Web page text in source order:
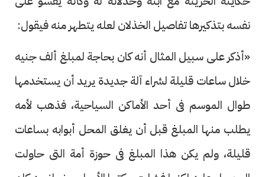
نفسه بتذكيرها تفاصيل الخذلان لعله يتطهر منه فيقول:
«أذكر على سبيل المثال أنه كان بحاجة لمبلغ ألف جنيه
خلال ساعات قليلة لشراء آلة جديدة يريد أن يستخدمها
طوال الموسم فى أحد الأماكن السياحية، فذهب لأمه
يطلب منها المبلغ قبل أن يغلق المحل أبوابه بساعات
قليلة، ولم يكن هذا المبلغ فى حوزة أمة التى حاولت